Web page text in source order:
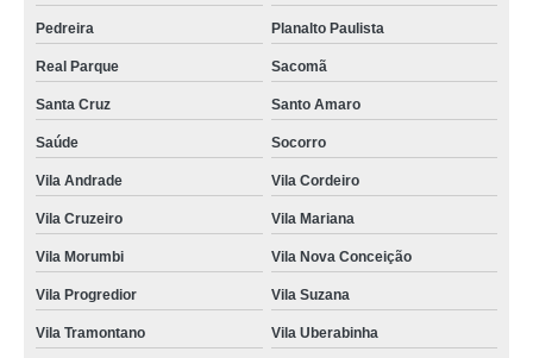
cordão poliéster para crachá orçamento Vila Leopoldina
cordão para crachá Cotia
empresas que fazem cordão para crachá Cidade Jardim
cordões em poliéster para crachás Jardim Leonor
gráfica de cordão para crachá em silk Taboão da Serra
empresas que fazem cordão em poliéster para crachá Araraquara
gráfica de cordão poliéster para crachá Sumaré
Pedreira Planalto Paulista
Real Parque Sacomã
Santa Cruz Santo Amaro
Saúde Socorro
Vila Andrade Vila Cordeiro
Vila Cruzeiro Vila Mariana
Vila Morumbi Vila Nova Conceição
Vila Progredior Vila Suzana
Vila Tramontano Vila Uberabinha